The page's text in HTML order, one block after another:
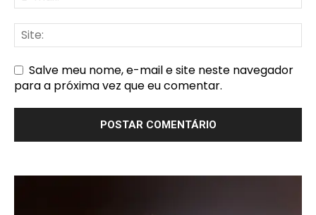
Salve meu nome, e-mail e site neste navegador
para a próxima vez que eu comentar.